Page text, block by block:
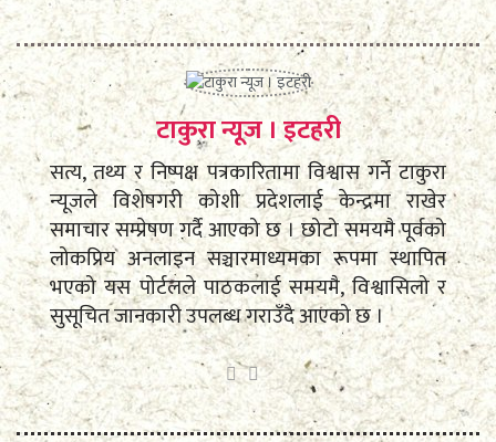
टाकुरा न्यूज । इटहरी
सत्य, तथ्य र निष्पक्ष पत्रकारितामा विश्वास गर्ने टाकुरा
न्यूजले विशेषगरी कोशी प्रदेशलाई केन्द्रमा राखेर
समाचार सम्प्रेषण गर्दै आएको छ । छोटो समयमै पूर्वको
लोकप्रिय अनलाइन सञ्चारमाध्यमका रूपमा स्थापित
भएको यस पोर्टलले पाठकलाई समयमै, विश्वासिलो र
सुसूचित जानकारी उपलब्ध गराउँदै आएको छ ।